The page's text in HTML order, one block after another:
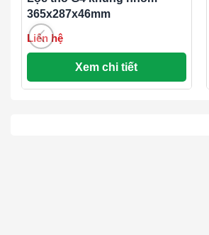
Vệ sinh an toàn
: Phù hợp với
và y tế.
So sánh giữa Lọc Thô G1, G2,
Hiệu suất lọc: Lọc G4 có hiệu
khí, bảo vệ thiết bị và hệ thống,
365x287x46mm
Liên hệ
Xem chi tiết